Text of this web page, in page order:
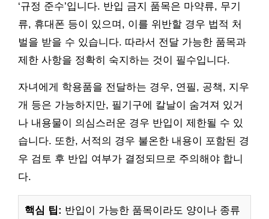
‘규정 준수’입니다. 반입 금지 품목은 마약류, 무기
류, 휴대폰 등이 있으며, 이를 위반할 경우 법적 처
벌을 받을 수 있습니다. 따라서 전달 가능한 품목과
제한 사항을 정확히 숙지하는 것이 필수입니다.
자녀에게 학용품을 전달하는 경우, 연필, 공책, 지우
개 등은 가능하지만, 필기구에 칼날이 숨겨져 있거
나 내용물이 의심스러운 경우 반입이 제한될 수 있
습니다. 또한, 서적의 경우 불온한 내용이 포함된 경
우 검토 후 반입 여부가 결정되므로 주의해야 합니
다.
핵심 팁: 반입이 가능한 품목이라도 양이나 종류